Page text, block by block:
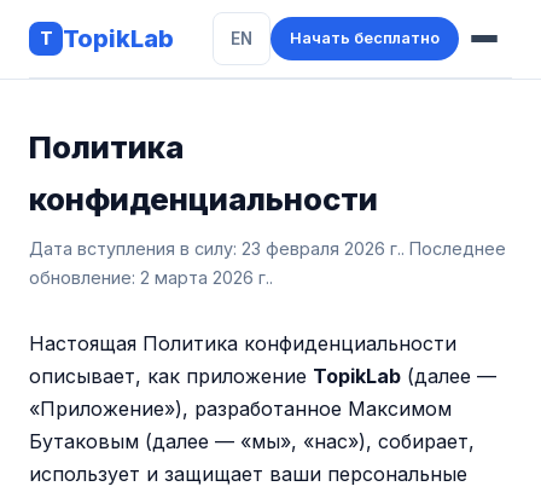
T TopikLab EN Начать бесплатно
Политика
конфиденциальности
Дата вступления в силу: 23 февраля 2026 г.. Последнее
обновление: 2 марта 2026 г..
Настоящая Политика конфиденциальности
описывает, как приложение TopikLab (далее —
«Приложение»), разработанное Максимом
Бутаковым (далее — «мы», «нас»), собирает,
использует и защищает ваши персональные